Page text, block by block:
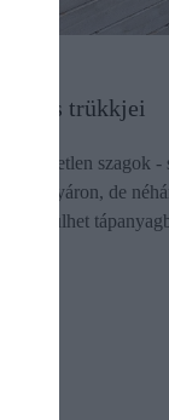
trükkjei
kellemetlen szagok
nyáron, de
sikerülhet